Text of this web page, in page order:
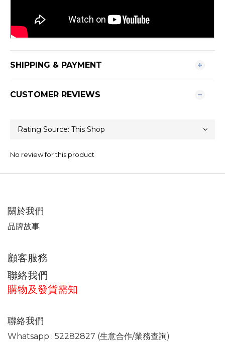
SHIPPING & PAYMENT
CUSTOMER REVIEWS
No review for this product
關於我們
品牌故事
顧客服務
聯絡我們
購物及發貨需知
聯絡我們
Whatsapp : 52282827 (生意合作/業務查詢)